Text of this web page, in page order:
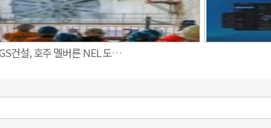
건설, 호주 멜버른 NEL 도…